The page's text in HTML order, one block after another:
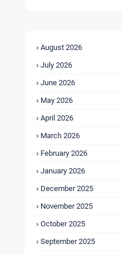
August 2026
July 2026
June 2026
May 2026
April 2026
March 2026
February 2026
January 2026
December 2025
November 2025
October 2025
September 2025